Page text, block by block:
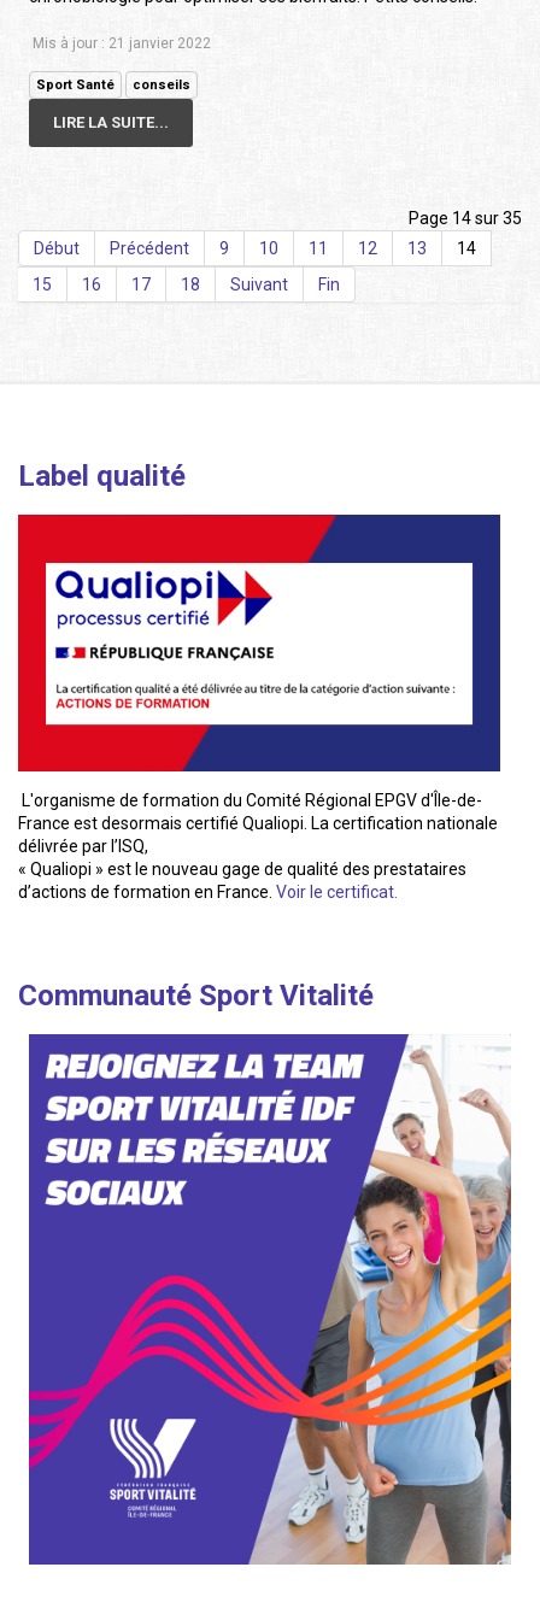
Mis à jour : 21 janvier 2022
Sport Santé conseils
LIRE LA SUITE...
Page 14 sur 35
Début
Précédent 9 10 11 12 13
14
15
16 17 18 Suivant Fin
Label qualité
L'organisme de formation du Comité Régional EPGV d'Île-de-
France est desormais certifié Qualiopi. La certification nationale
délivrée par l’ISQ,
« Qualiopi » est le nouveau gage de qualité des prestataires
d’actions de formation en France. Voir le certificat.
Communauté Sport Vitalité